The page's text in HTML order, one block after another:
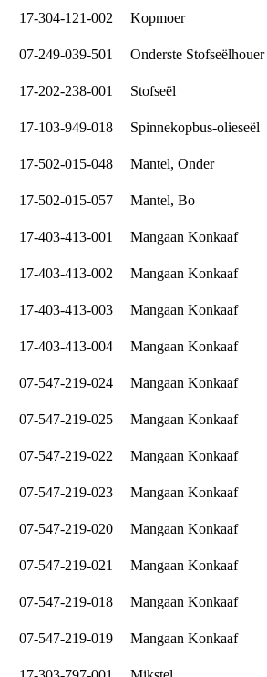
17-304-121-002
Kopmoer
07-249-039-501
Onderste Stofseëlhouer
17-202-238-001
Stofseël
17-103-949-018
Spinnekopbus-olieseël
17-502-015-048
Mantel, Onder
17-502-015-057
Mantel, Bo
17-403-413-001
Mangaan Konkaaf
17-403-413-002
Mangaan Konkaaf
17-403-413-003
Mangaan Konkaaf
17-403-413-004
Mangaan Konkaaf
07-547-219-024
Mangaan Konkaaf
07-547-219-025
Mangaan Konkaaf
07-547-219-022
Mangaan Konkaaf
07-547-219-023
Mangaan Konkaaf
07-547-219-020
Mangaan Konkaaf
07-547-219-021
Mangaan Konkaaf
07-547-219-018
Mangaan Konkaaf
07-547-219-019
Mangaan Konkaaf